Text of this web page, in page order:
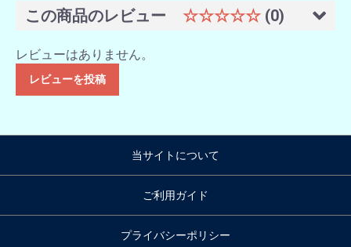
この商品のレビュー ☆☆☆☆☆ (0)
レビューはありません。
レビューを投稿
当サイトについて
ご利用ガイド
プライバシーポリシー